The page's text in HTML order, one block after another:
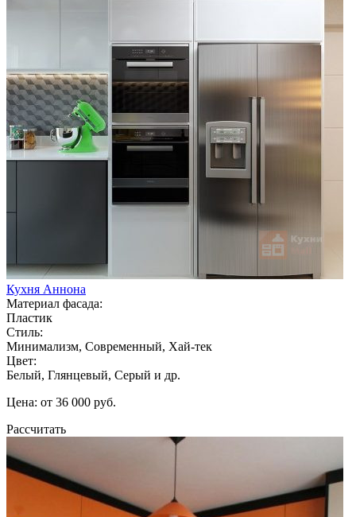
Кухня Аннона
Материал фасада:
Пластик
Стиль:
Минимализм, Современный, Хай-тек
Цвет:
Белый, Глянцевый, Серый и др.
Цена: от 36 000 руб.
Рассчитать